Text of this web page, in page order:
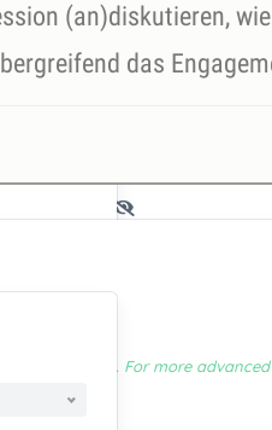
(an)diskutieren,
das